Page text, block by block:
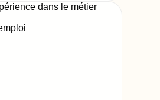
dans le métier